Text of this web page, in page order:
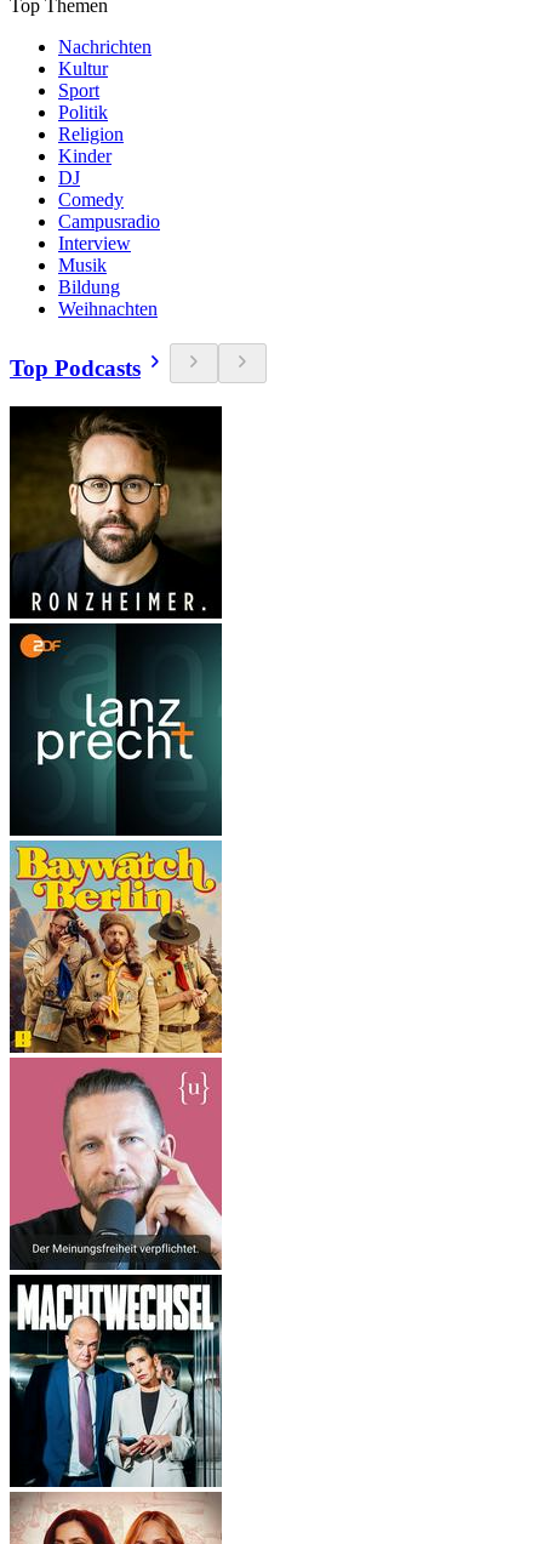
Top Themen
Nachrichten
Kultur
Sport
Politik
Religion
Kinder
DJ
Comedy
Campusradio
Interview
Musik
Bildung
Weihnachten
Top Podcasts